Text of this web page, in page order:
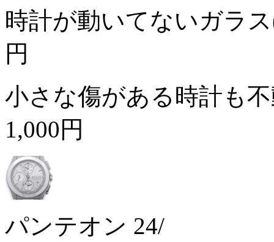
時計が動いてないガラ
円
小さな傷がある時計も
1,000円
パンテオン 24/